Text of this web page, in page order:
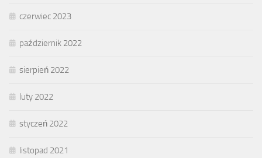
czerwiec 2023
październik 2022
sierpień 2022
luty 2022
styczeń 2022
listopad 2021